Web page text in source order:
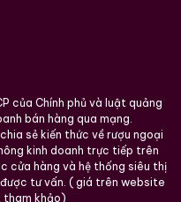
còn nhiều điều thú vị
phá thế giới hương vị
Đam Mê
của Chính phủ và luật quảng
bán hàng qua mạng.
sẻ kiến thức về rượu ngoại
kinh doanh trực tiếp trên
cửa hàng và hệ thống siêu thị
tư vấn. ( giá trên website
tham khảo)